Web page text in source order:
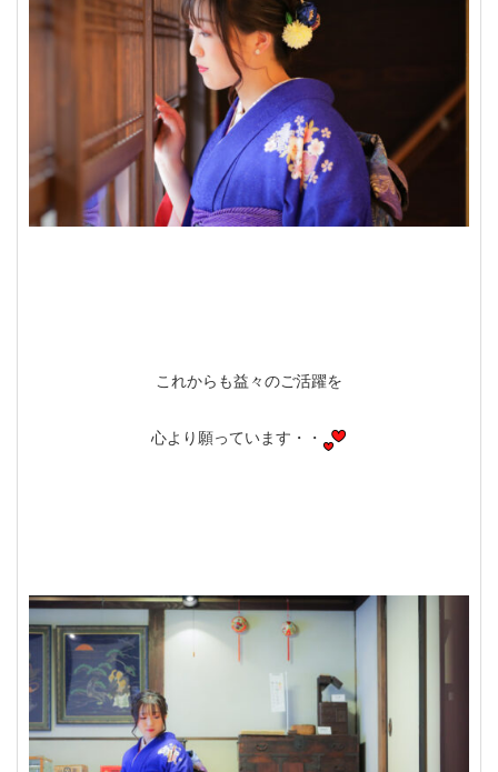
これからも益々のご活躍を
心より願っています・・